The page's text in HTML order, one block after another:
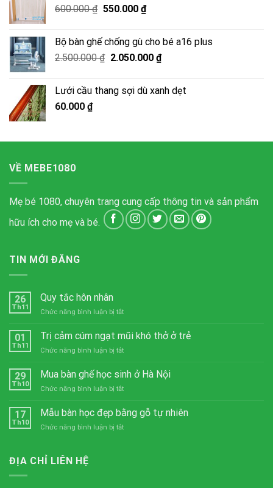
600.000₫ Giá
là:
600.000 ₫.
550.000 ₫Giá
là:
550.000 ₫.
Bộ bàn ghế chống gù cho bé a16 plus
2.500.000₫ Giá
2.500.000 ₫.
2.050.000 ₫Giá
là:
Lưới cầu thang sợi dù xanh dẹt
60.000 ₫
VỀ MEBE1080
Mẹ bé 1080, chuyên trang cung cấp thông tin và sản phẩm
hữu ích cho mẹ và bé.
TIN MỚI ĐĂNG
26
Th11
Quy tắc hôn nhân
Chức năng bình luận bị tắtở
tắc
nhân
01
Th11
Trị cảm cúm ngạt mũi khó thở ở trẻ
Chức năng bình luận bị tắtở
cảm
cúm
ngạt
khó
29
Th10
Mua bàn ghế học sinh ở Hà Nội
Chức năng bình luận bị tắtở
bàn
ghế
học
17
Th10
Mẫu bàn học đẹp bằng gỗ tự nhiên
Chức năng bình luận bị tắtở
ĐỊA CHỈ LIÊN HỆ